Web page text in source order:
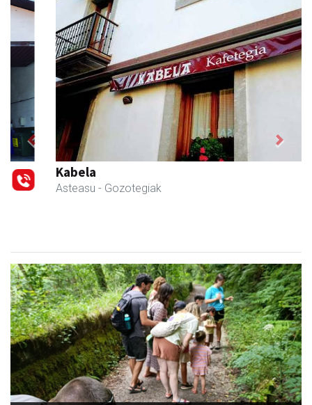
Kabela
Asteasu - Gozotegiak
Previous Next